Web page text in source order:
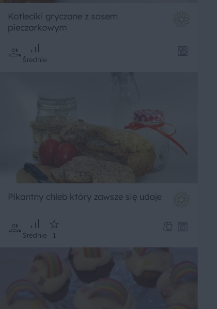
Kotleciki gryczane z sosem
pieczarkowym
Średnie
Pikantny chleb który zawsze się udaje
Średnie 1